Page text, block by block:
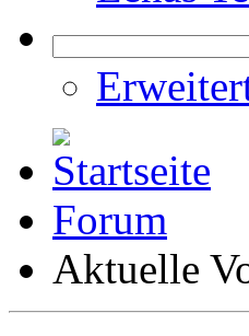
Forum
Aktuelle